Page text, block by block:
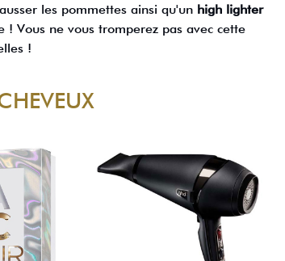
les pommettes ainsi qu'un high lighter
Vous ne vous tromperez pas avec cette
!